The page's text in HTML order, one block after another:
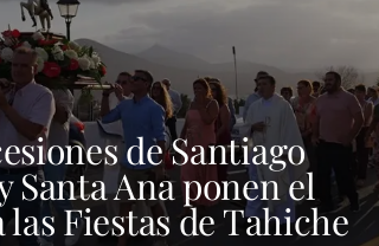
de Santiago
Santa Ana ponen el
las Fiestas de Tahiche